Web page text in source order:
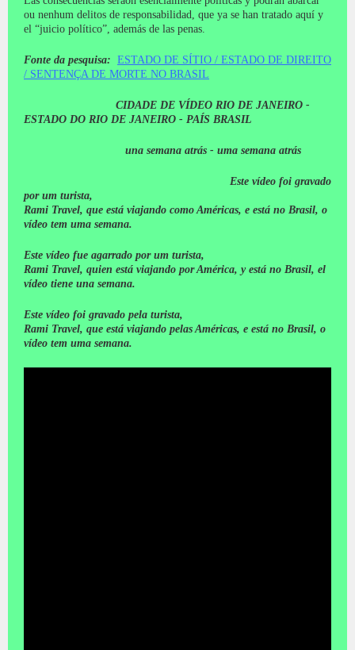
ou nenhum delitos de responsabilidad, que ya se han tratado aquí y
el “juicio político”, además de las penas.
Fonte da pesquisa: ESTADO DE SÍTIO / ESTADO DE DIREITO
/ SENTENÇA DE MORTE NO BRASIL
CIDADE DE VÍDEO RIO DE JANEIRO -
ESTADO DO RIO DE JANEIRO - PAÍS BRASIL
una semana atrás - uma semana atrás
Este vídeo foi gravado
por um turista,
Rami Travel, que está viajando como Américas, e está no Brasil, o
vídeo tem uma semana.
Este vídeo fue agarrado por um turista,
Rami Travel, quien está viajando por América, y está no Brasil, el
vídeo tiene una semana.
Este vídeo foi gravado pela turista,
Rami Travel, que está viajando pelas Américas, e está no Brasil, o
vídeo tem uma semana.